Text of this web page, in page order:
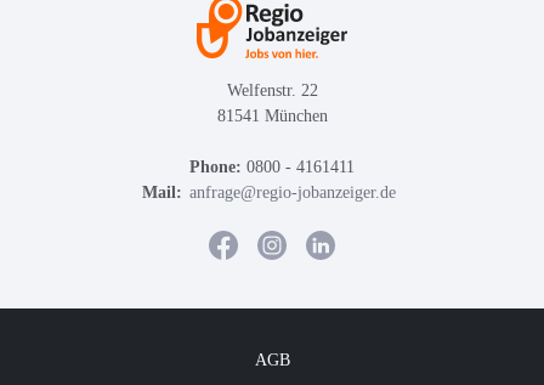
Welfenstr. 22
81541 München
Phone: 0800 - 4161411
Mail: anfrage@regio-jobanzeiger.de
AGB